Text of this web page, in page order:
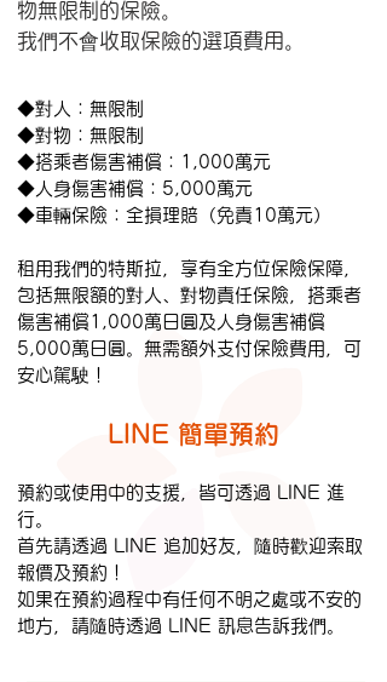
物無限制的保險。
我們不會收取保險的選項費用。
◆對人：無限制
◆對物：無限制
◆搭乘者傷害補償：1,000萬元
◆人身傷害補償：5,000萬元
◆車輛保險：全損理賠（免責10萬元）
租用我們的特斯拉，享有全方位保險保障，
包括無限額的對人、對物責任保險，搭乘者
傷害補償1,000萬日圓及人身傷害補償
5,000萬日圓。無需額外支付保險費用，可
安心駕駛！
LINE 簡單預約
預約或使用中的支援，皆可透過 LINE 進
行。
首先請透過 LINE 追加好友，隨時歡迎索取
報價及預約！
如果在預約過程中有任何不明之處或不安的
地方，請隨時透過 LINE 訊息告訴我們。